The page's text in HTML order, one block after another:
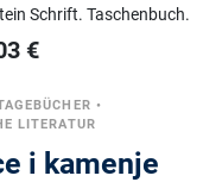
Schrift.Taschenbuch.
€
•
LITERATUR
i kamenje